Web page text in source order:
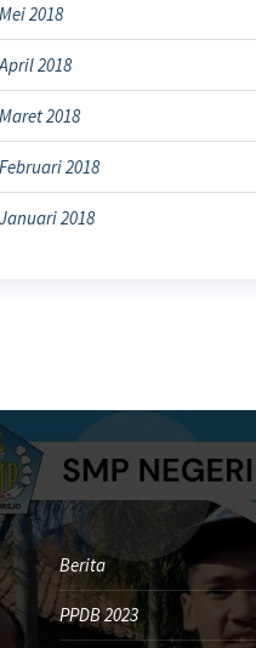
Mei 2018
2018
Maret 2018
Februari 2018
Januari 2018
Berita
PPDB 2023